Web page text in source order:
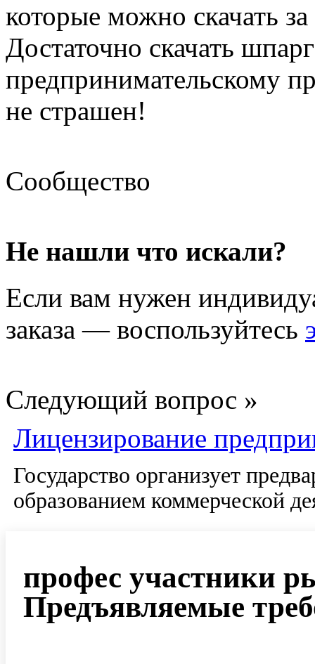
которые можно скачать
Достаточно скачать
предпринимательскому
не страшен!
Сообщество
Не нашли что искали?
Если вам нужен
заказа — воспользуйтесь
Следующий вопрос »
Лицензирование
Государство организует
образованием коммерческой
профес участники
Предъявляемые